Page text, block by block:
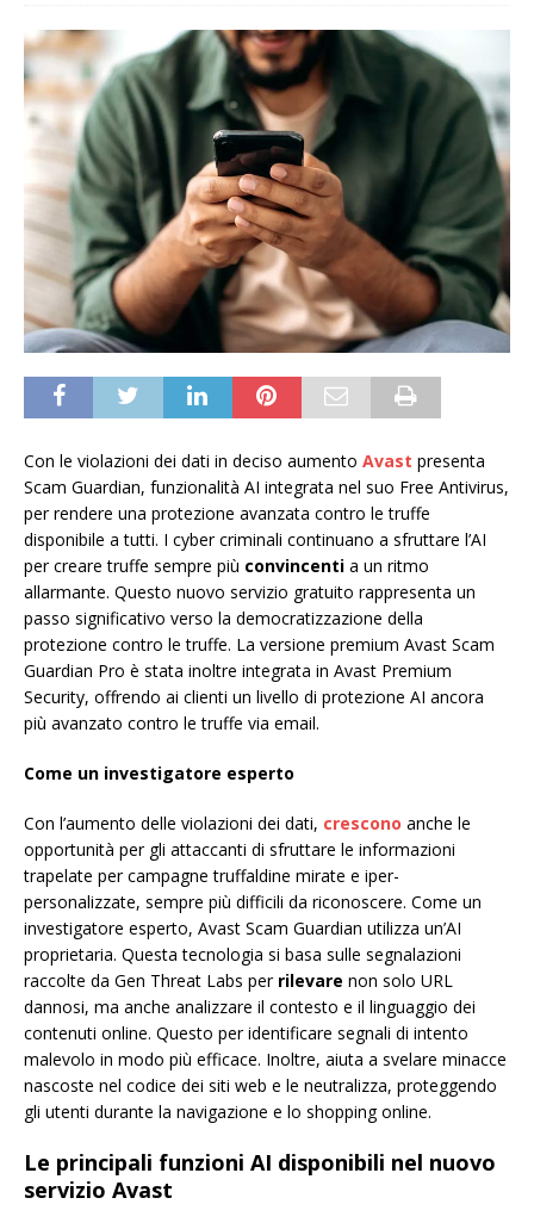
Con le violazioni dei dati in deciso aumento Avast presenta
Scam Guardian, funzionalità AI integrata nel suo Free Antivirus,
per rendere una protezione avanzata contro le truffe
disponibile a tutti. I cyber criminali continuano a sfruttare l’AI
per creare truffe sempre più convincenti a un ritmo
allarmante. Questo nuovo servizio gratuito rappresenta un
passo significativo verso la democratizzazione della
protezione contro le truffe. La versione premium Avast Scam
Guardian Pro è stata inoltre integrata in Avast Premium
Security, offrendo ai clienti un livello di protezione AI ancora
più avanzato contro le truffe via email.
Come un investigatore esperto
Con l’aumento delle violazioni dei dati, crescono anche le
opportunità per gli attaccanti di sfruttare le informazioni
trapelate per campagne truffaldine mirate e iper-
personalizzate, sempre più difficili da riconoscere. Come un
investigatore esperto, Avast Scam Guardian utilizza un’AI
proprietaria. Questa tecnologia si basa sulle segnalazioni
raccolte da Gen Threat Labs per rilevare non solo URL
dannosi, ma anche analizzare il contesto e il linguaggio dei
contenuti online. Questo per identificare segnali di intento
malevolo in modo più efficace. Inoltre, aiuta a svelare minacce
nascoste nel codice dei siti web e le neutralizza, proteggendo
gli utenti durante la navigazione e lo shopping online.
Le principali funzioni AI disponibili nel nuovo
servizio Avast